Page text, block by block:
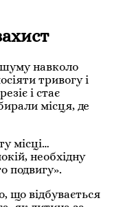
навколо
тривогу і
і стає
місця, де
місці…
необхідну
подвигу».
відбувається